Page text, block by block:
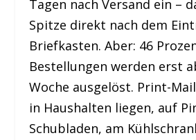
Tagen nach Versand ein –
Spitze direkt nach dem
Briefkasten. Aber: 46
Bestellungen werden erst
Woche ausgelöst. Print-
in Haushalten liegen, auf
Schubladen, am